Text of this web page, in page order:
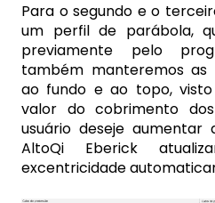
Para o segundo e o
um perfil de parábola,
previamente pelo
também manteremos as
ao fundo e ao topo,
valor do cobrimento
usuário deseje aumentar
AltoQi Eberick
excentricidade